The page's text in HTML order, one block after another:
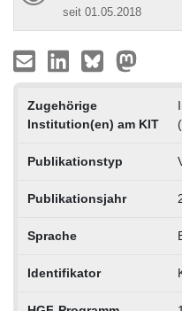
seit 01.05.2018
Zugehörige
Institution(en) am KIT
Publikationstyp
Publikationsjahr
Sprache
Identifikator